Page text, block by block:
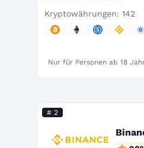
Kryptowährungen: 142
Nur für Personen ab 18
# 2